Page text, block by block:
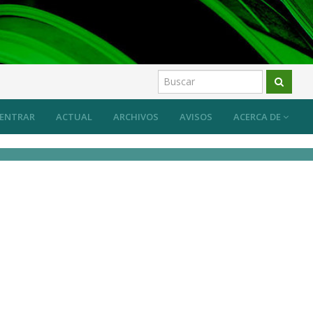
ACTUAL ARCHIVOS AVISOS ACERCA DE
ENTRAR